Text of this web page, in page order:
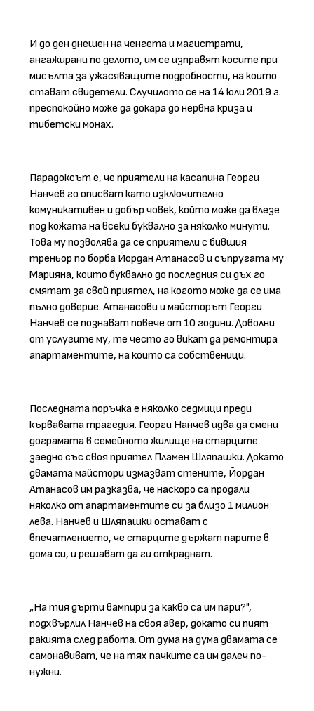
И до ден днешен на ченгета и магистрати,
ангажирани по делото, им се изправят косите при
мисълта за ужасяващите подробности, на които
стават свидетели. Случилото се на 14 юли 2019 г.
преспокойно може да докара до нервна криза и
тибетски монах.
Парадоксът е, че приятели на касапина Георги
Нанчев го описват като изключително
комуникативен и добър човек, който може да влезе
под кожата на всеки буквално за няколко минути.
Това му позволява да се сприятели с бившия
треньор по борба Йордан Атанасов и съпругата му
Марияна, които буквално до последния си дъх го
смятат за свой приятел, на когото може да се има
пълно доверие. Атанасови и майсторът Георги
Нанчев се познават повече от 10 години. Доволни
от услугите му, те често го викат да ремонтира
апартаментите, на които са собственици.
Последната поръчка е няколко седмици преди
кървавата трагедия. Георги Нанчев идва да смени
дограмата в семейното жилище на старците
заедно със своя приятел Пламен Шляпашки. Докато
двамата майстори измазват стените, Йордан
Атанасов им разказва, че наскоро са продали
няколко от апартаментите си за близо 1 милион
лева. Нанчев и Шляпашки остават с
впечатлението, че старците държат парите в
дома си, и решават да ги откраднат.
„На тия дърти вампири за какво са им пари?",
подхвърлил Нанчев на своя авер, докато си пият
ракията след работа. От дума на дума двамата се
самонавиват, че на тях пачките са им далеч по-
нужни.